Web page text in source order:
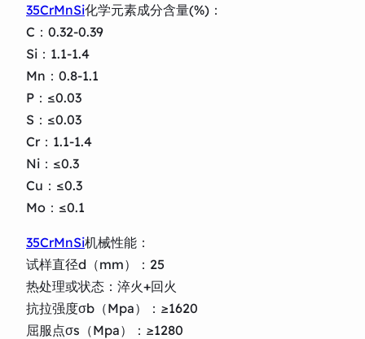
35CrMnSi化学元素成分含量(%)：
C：0.32-0.39
Si：1.1-1.4
Mn：0.8-1.1
P：≤0.03
S：≤0.03
Cr：1.1-1.4
Ni：≤0.3
Cu：≤0.3
Mo：≤0.1
35CrMnSi机械性能：
试样直径d（mm）：25
热处理或状态：淬火+回火
抗拉强度σb（Mpa）：≥1620
屈服点σs（Mpa）：≥1280